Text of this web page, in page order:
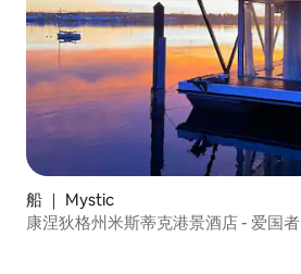
船 ｜ Mystic
康涅狄格州米斯蒂克港景酒店 - 爱国者